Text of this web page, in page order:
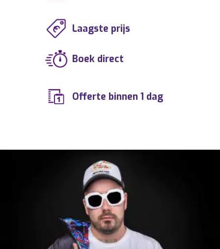
Laagste prijs
Boek direct
Offerte binnen 1 dag